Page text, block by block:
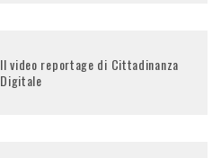
Il video reportage di Cittadinanza
Digitale